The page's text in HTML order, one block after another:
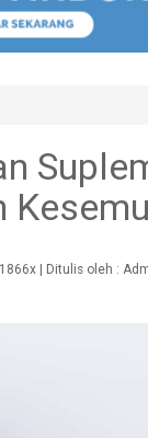
| Ditulis oleh :